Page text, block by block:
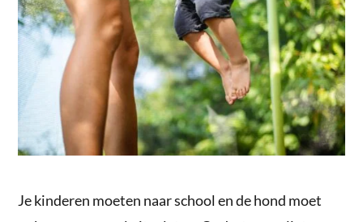
Je kinderen moeten naar school en de hond moet